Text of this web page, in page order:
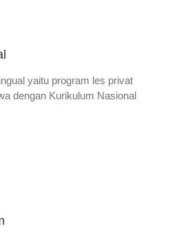
yaitu program les privat
dengan Kurikulum Nasional